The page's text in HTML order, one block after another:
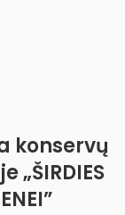
konservų
„ŠIRDIES